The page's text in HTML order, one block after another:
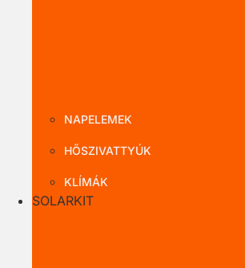
NAPELEMEK
HŐSZIVATTYÚK
KLÍMÁK
SOLARKIT